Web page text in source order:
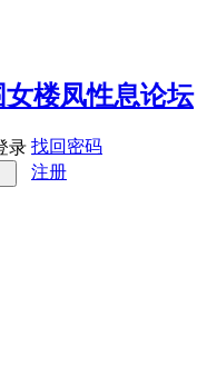
录 找回密码
注册